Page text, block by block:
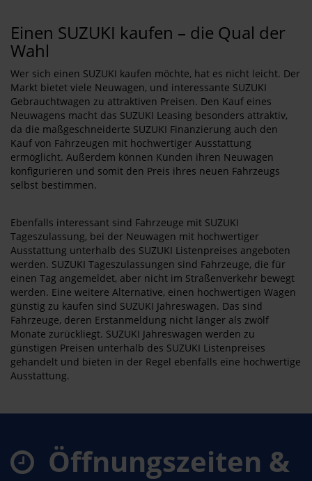
Einen SUZUKI kaufen – die Qual der
Wahl
Wer sich einen SUZUKI kaufen möchte, hat es nicht leicht. Der
Markt bietet viele Neuwagen, und interessante SUZUKI
Gebrauchtwagen zu attraktiven Preisen. Den Kauf eines
Neuwagens macht das SUZUKI Leasing besonders attraktiv,
da die maßgeschneiderte SUZUKI Finanzierung auch den
Kauf von Fahrzeugen mit hochwertiger Ausstattung
ermöglicht. Außerdem können Kunden ihren Neuwagen
konfigurieren und somit den Preis ihres neuen Fahrzeugs
selbst bestimmen.
Ebenfalls interessant sind Fahrzeuge mit SUZUKI
Tageszulassung, bei der Neuwagen mit hochwertiger
Ausstattung unterhalb des SUZUKI Listenpreises angeboten
werden. SUZUKI Tageszulassungen sind Fahrzeuge, die für
einen Tag angemeldet, aber nicht im Straßenverkehr bewegt
werden. Eine weitere Alternative, einen hochwertigen Wagen
günstig zu kaufen sind SUZUKI Jahreswagen. Das sind
Fahrzeuge, deren Erstanmeldung nicht länger als zwölf
Monate zurückliegt. SUZUKI Jahreswagen werden zu
günstigen Preisen unterhalb des SUZUKI Listenpreises
gehandelt und bieten in der Regel ebenfalls eine hochwertige
Ausstattung.
Öffnungszeiten &